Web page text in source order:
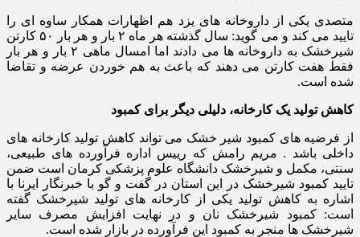
متصدی یکی از داروخانه های یزد هم اظهارات همکار ساوه ای را
تایید می کند و می گوید: سال گذشته هر ماه ۲ بار و هر بار ۵۰ کارتن
شیرخشک به داروخانه ها می دادند اما امسال ماهی ۲ بار و هر بار
فقط هفت کارتن می دهند که باعث به هم خوردن عرضه و تقاضا
شده است.
کاهش تولید یک کارخانه، دلیلی دیگر برای کمبود
از فرضیه های کمبود شیر خشک می تواند کاهش تولید کارخانه های
داخلی باشد . مریم رامش که رییس اداره فرآورده های طبیعی،
سنتی، مکمل و شیرخشک دانشگاه علوم پزشکی کرمان است ضمن
تایید کمبود شیرخشک در این استان در گفت و گو با خبرنگار ایرنا با
اشاره به کاهش تولید یکی از کارخانه های تولید شیرخشک گفته
است: کمبود شیرخشک نان و در نهایت افزایش مصرف سایر
شیرخشک ها منجر به کمبود این فرآورده در بازار شده است.